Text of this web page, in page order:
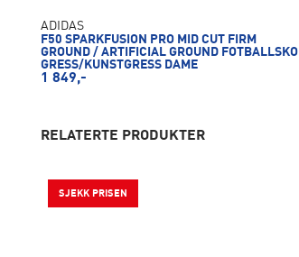
ADIDAS
F50 SPARKFUSION PRO MID CUT FIRM
GROUND / ARTIFICIAL GROUND FOTBALLSKO
GRESS/KUNSTGRESS DAME
1 849,-
RELATERTE PRODUKTER
SJEKK PRISEN